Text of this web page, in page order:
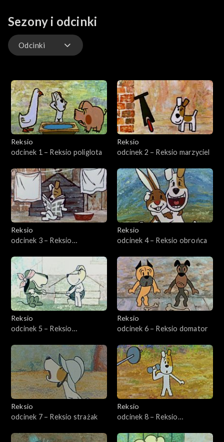
Sezony i odcinki
Odcinki
Reksio
odcinek 1 – Reksio poliglota
Reksio
odcinek 2 – Reksio marzyciel
Reksio
odcinek 3 – Reksio
Reksio
odcinek 4 – Reksio obrońca
Reksio
odcinek 5 – Reksio
Reksio
odcinek 6 – Reksio domator
Reksio
odcinek 7 – Reksio strażak
Reksio
odcinek 8 – Reksio